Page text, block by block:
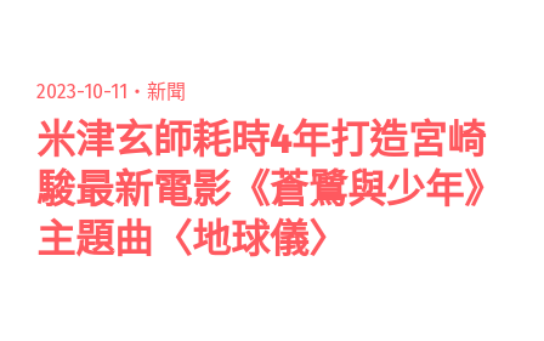
2023-10-11・ 新聞
米津玄師耗時4年打造宮崎
駿最新電影《蒼鷺與少年》
主題曲〈地球儀〉